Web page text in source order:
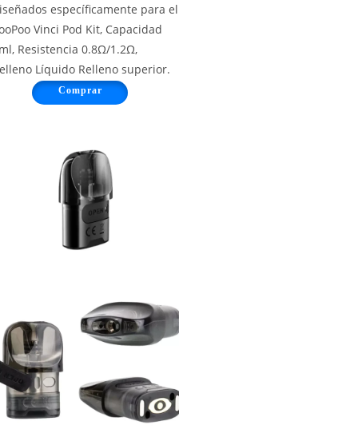
específicamente para el
Vinci Pod Kit, Capacidad
Resistencia 0.8Ω/1.2Ω,
Líquido Relleno superior.
Comprar